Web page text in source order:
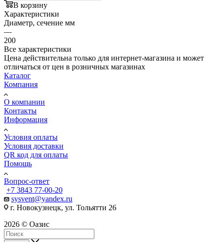
В корзину
Характеристики
Диаметр, сечение мм
—
200
Все характеристики
Цена действительна только для интернет-магазина и может
отличаться от цен в розничных магазинах
Каталог
Компания
О компании
Контакты
Информация
Условия оплаты
Условия доставки
QR код для оплаты
Помощь
Вопрос-ответ
+7 3843 77-00-20
sysvent@yandex.ru
г. Новокузнецк, ул. Тольятти 26
2026 © Оазис